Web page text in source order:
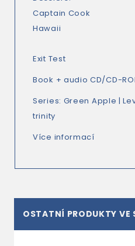
Captain Cook
Hawaii
Exit Test
Book + audio CD/CD-
Series: Green Apple |
trinity
Více informací
OSTATNÍ PRODUKTY VE